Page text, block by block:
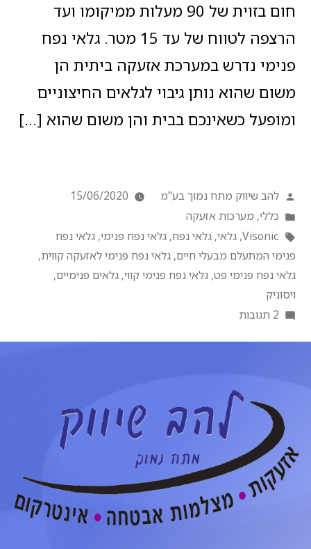
חום בזוית של 90 מעלות ממיקומו ועד
הרצפה לטווח של עד 15 מטר. גלאי נפח
פנימי נדרש במערכת אזעקה ביתית הן
משום שהוא נותן גיבוי לגלאים החיצוניים
ומופעל כשאינכם בבית והן משום שהוא […]
להב שיווק מתח נמוך בע"מ
15/06/2020
כללי, מערכות אזעקה
Visonic
, גלאי, גלאי נפח, גלאי נפח פנימי, גלאי נפח
פנימי המתעלם מבעלי חיים, גלאי נפח פנימי לאזעקה קווית,
גלאי נפח פנימי פט, גלאי נפח פנימי קווי, גלאים פנימיים,
ויסוניק
2 תגובות